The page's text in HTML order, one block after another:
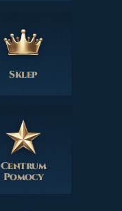
Sklep
Centrum
Pomocy